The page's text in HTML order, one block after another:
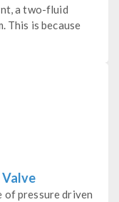
a two-fluid
This is because
of pressure driven